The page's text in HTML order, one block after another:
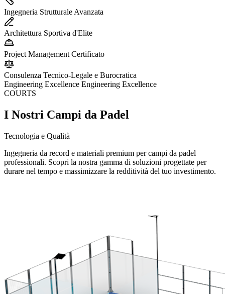
Ingegneria Strutturale Avanzata
Architettura Sportiva d'Elite
Project Management Certificato
Consulenza Tecnico-Legale e Burocratica
Engineering Excellence Engineering Excellence
COURTS
I Nostri Campi da Padel
Tecnologia e Qualità
Ingegneria da record e materiali premium per campi da padel
professionali. Scopri la nostra gamma di soluzioni progettate per
durare nel tempo e massimizzare la redditività del tuo investimento.